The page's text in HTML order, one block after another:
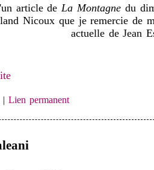
article deLa Montagne du
Nicoux que je remercie de
actuelle de Jean
|Lien permanent